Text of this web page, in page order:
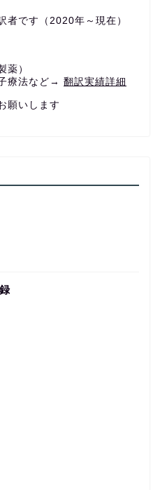
者です（2020年～現在）
薬）
療法など→ 翻訳実績詳細
願いします